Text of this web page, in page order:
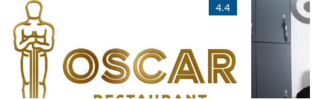
4.4